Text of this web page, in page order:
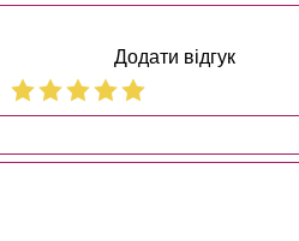
Додати відгук